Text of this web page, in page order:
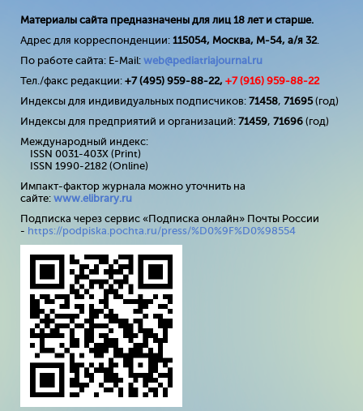
Материалы сайта предназначены для лиц 18 лет и старше.
Адрес для корреспонденции: 115054, Москва, М-54, а/я 32.
По работе сайта: E-Mail: web@pediatriajournal.ru
Тел./факс редакции: +7 (495) 959-88-22, +7 (916) 959-88-22
Индексы для индивидуальных подписчиков: 71458, 71695(год)
Индексы для предприятий и организаций: 71459, 71696 (год)
Международный индекс:
ISSN 0031-403X (Print)
ISSN 1990-2182 (Online)
Импакт-фактор журнала можно уточнить на
сайте: www.elibrary.ru
Подписка через сервис «Подписка онлайн» Почты России
- https://podpiska.pochta.ru/press/%D0%9F%D0%98554